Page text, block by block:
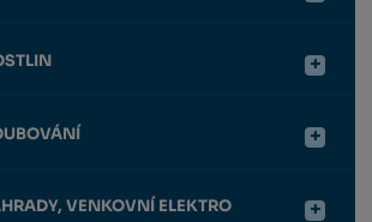
VENKOVNÍ ELEKTRO